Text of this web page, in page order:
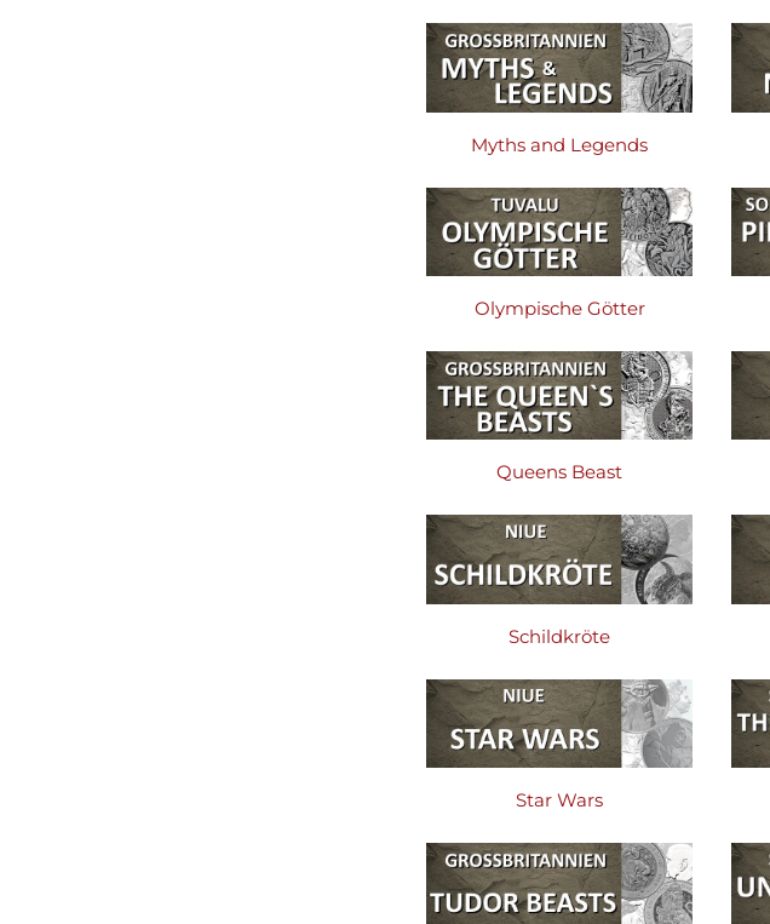
Myths and Legends
Olympische Götter
Queens Beast
Schildkröte
Star Wars